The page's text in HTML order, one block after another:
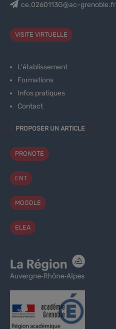
ce.0260113G@ac-grenoble.fr
VISITE VIRTUELLE
L'établissement
Formations
Infos pratiques
Contact
PROPOSER UN ARTICLE
PRONOTE
ENT
MOODLE
ELEA